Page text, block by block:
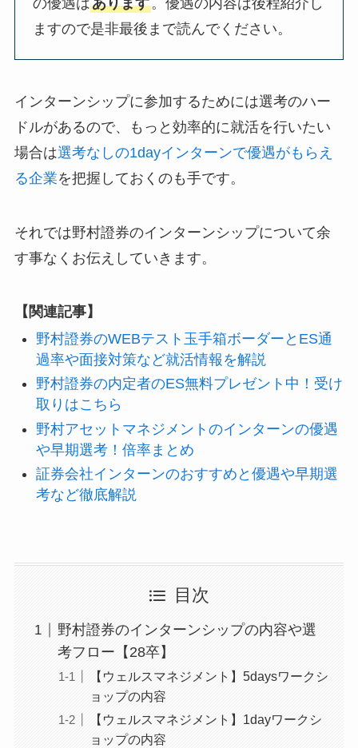
ますので是非最後まで読んでください。
インターンシップに参加するためには選考のハー
ドルがあるので、もっと効率的に就活を行いたい
場合は選考なしの1dayインターンで優遇がもらえ
る企業を把握しておくのも手です。
それでは野村證券のインターンシップについて余
す事なくお伝えしていきます。
【関連記事】
野村證券のWEBテスト玉手箱ボーダーとES通
過率や面接対策など就活情報を解説
野村證券の内定者のES無料プレゼント中！受け
取りはこちら
野村アセットマネジメントのインターンの優遇
や早期選考！倍率まとめ
証券会社インターンのおすすめと優遇や早期選
考など徹底解説
目次
野村證券のインターンシップの内容や選
考フロー【28卒】
【ウェルスマネジメント】5daysワークシ
ョップの内容
【ウェルスマネジメント】1dayワークシ
ョップの内容